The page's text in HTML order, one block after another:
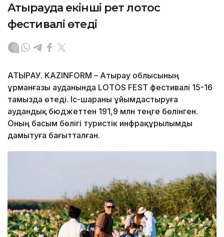
Атырауда екінші рет лотос
фестивалі өтеді
АТЫРАУ. KAZINFORM – Атырау облысының
Құрманғазы ауданында LOTOS FEST фестивалі 15-16
тамызда өтеді. Іс-шараны ұйымдастыруға
аудандық бюджеттен 191,9 млн теңге бөлінген.
Оның басым бөлігі туристік инфрақұрылымды
дамытуға бағытталған.